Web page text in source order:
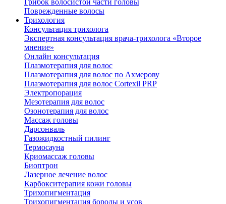
Грибок волосистой части головы
Поврежденные волосы
Трихология
Консультация трихолога
Экспертная консультация врача-трихолога «Второе
мнение»
Онлайн консультация
Плазмотерапия для волос
Плазмотерапия для волос по Ахмерову
Плазмотерапия для волос Cortexil PRP
Электропорация
Мезотерапия для волос
Озонотерапия для волос
Массаж головы
Дарсонваль
Газожидкостный пилинг
Термосауна
Криомассаж головы
Биоптрон
Лазерное лечение волос
Карбокситерапия кожи головы
Трихопигментация
Трихопигментация бороды и усов